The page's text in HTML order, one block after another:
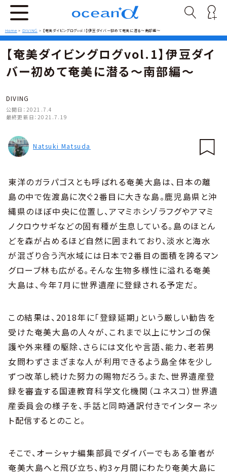
Home > DIVING > 【奄美ダイビングログvol.1】伊豆ダイバー初めて奄美に潜る〜南部編〜
【奄美ダイビングログvol.1】伊豆ダイ
バー初めて奄美に潜る〜南部編〜
DIVING
公開日： 2021.7.4
最終更新日： 2021.7.19
Natsuki Matsuda
東洋のガラパゴスとも呼ばれる奄美大島は、日本の離
島の中で佐渡島に次ぐ2番目に大きな島。鹿児島県と沖
縄県のほぼ中央に位置し、アマミホシゾラフグやアマミ
ノクロウサギなどの固有種が生息している。島のほとん
どを森が占めるほど自然に囲まれており、淡水と海水
が混ざり合う汽水域には日本で2番目の面積を誇るマン
グローブ林も広がる。そんな生物多様性に溢れる奄美
大島は、今年7月に世界遺産に登録される予定だ。
この結果は、2018年に「登録延期」という厳しい勧告を
受けた奄美大島の人々が、これまで以上にサンゴの保
護や外来種の駆除、さらには文化や言語、能力、老若男
女問わずさまざまな人が利用できるよう島全体を少し
ずつ改革し続けた努力の賜物だろう。また、世界遺産登
録を審査する国連教育科学文化機関（ユネスコ）世界遺
産委員会の様子を、手話と同時通訳付きでインターネッ
ト配信するとのこと。
そこで、オーシャナ編集部員でダイバーでもある筆者が
奄美大島へと飛び立ち、約3ヶ月間にわたり奄美大島に